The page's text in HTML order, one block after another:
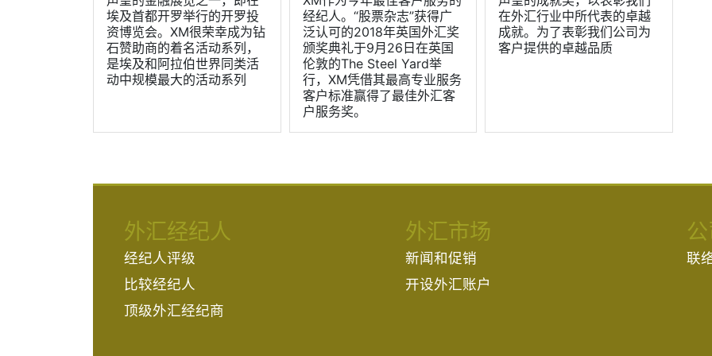
埃及首都开罗举行的开罗投
资博览会。XM很荣幸成为钻
石赞助商的着名活动系列，
是埃及和阿拉伯世界同类活
动中规模最大的活动系列
经纪人。“股票杂志”获得广
泛认可的2018年英国外汇奖
颁奖典礼于9月26日在英国
伦敦的The Steel Yard举
行，XM凭借其最高专业服务
客户标准赢得了最佳外汇客
户服务奖。
在外汇行业中所代表的卓越
成就。为了表彰我们公司为
客户提供的卓越品质
外汇经纪人
经纪人评级
比较经纪人
顶级外汇经纪商
外汇市场
新闻和促销
开设外汇账户
联